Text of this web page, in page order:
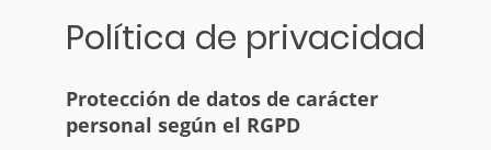
Política de privacidad
Protección de datos de carácter
personal según el RGPD